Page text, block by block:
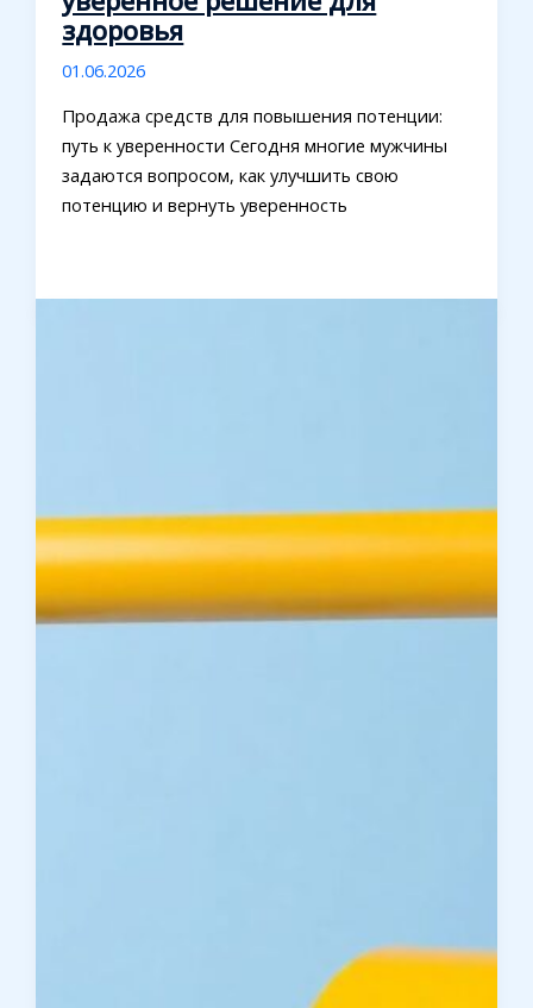
здоровья
01.06.2026
Продажа средств для повышения потенции:
путь к уверенности Сегодня многие мужчины
задаются вопросом, как улучшить свою
потенцию и вернуть уверенность